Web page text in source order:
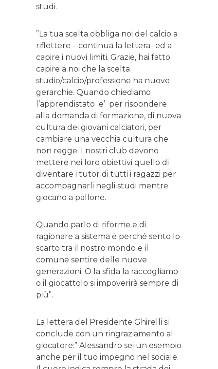
studi.
”La tua scelta obbliga noi del calcio a
riflettere – continua la lettera- ed a
capire i nuovi limiti. Grazie, hai fatto
capire a noi che la scelta
studio/calcio/professione ha nuove
gerarchie. Quando chiediamo
l’apprendistato e’ per rispondere
alla domanda di formazione, di nuova
cultura dei giovani calciatori, per
cambiare una vecchia cultura che
non regge. I nostri club devono
mettere nei loro obiettivi quello di
diventare i tutor di tutti i ragazzi per
accompagnarli negli studi mentre
giocano a pallone.
Quando parlo di riforme e di
ragionare a sistema è perché sento lo
scarto tra il nostro mondo e il
comune sentire delle nuove
generazioni. O la sfida la raccogliamo
o il giocattolo si impoverirà sempre di
più”.
La lettera del Presidente Ghirelli si
conclude con un ringraziamento al
giocatore:” Alessandro sei un esempio
anche per il tuo impegno nel sociale.